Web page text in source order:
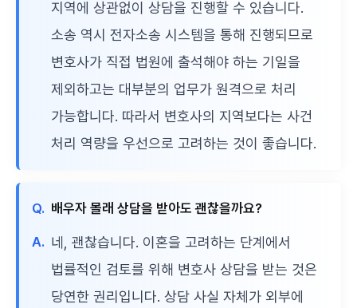
지역에 상관없이 상담을 진행할 수 있습니다.
소송 역시 전자소송 시스템을 통해 진행되므로
변호사가 직접 법원에 출석해야 하는 기일을
제외하고는 대부분의 업무가 원격으로 처리
가능합니다. 따라서 변호사의 지역보다는 사건
처리 역량을 우선으로 고려하는 것이 좋습니다.
Q. 배우자 몰래 상담을 받아도 괜찮을까요?
A. 네, 괜찮습니다. 이혼을 고려하는 단계에서
법률적인 검토를 위해 변호사 상담을 받는 것은
당연한 권리입니다. 상담 사실 자체가 외부에